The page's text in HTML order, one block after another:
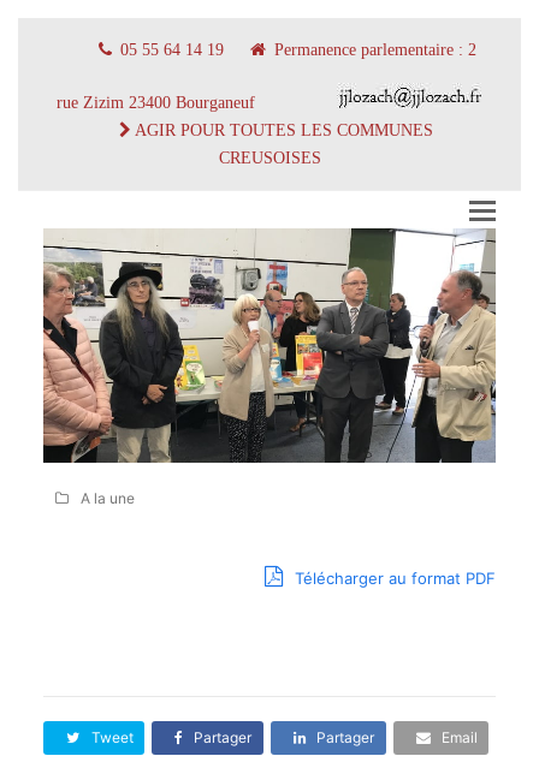
05 55 64 14 19 Permanence parlementaire : 2
rue Zizim 23400 Bourganeuf
AGIR POUR TOUTES LES COMMUNES
CREUSOISES
A la une
Télécharger au format PDF
Tweet Partager Partager Email